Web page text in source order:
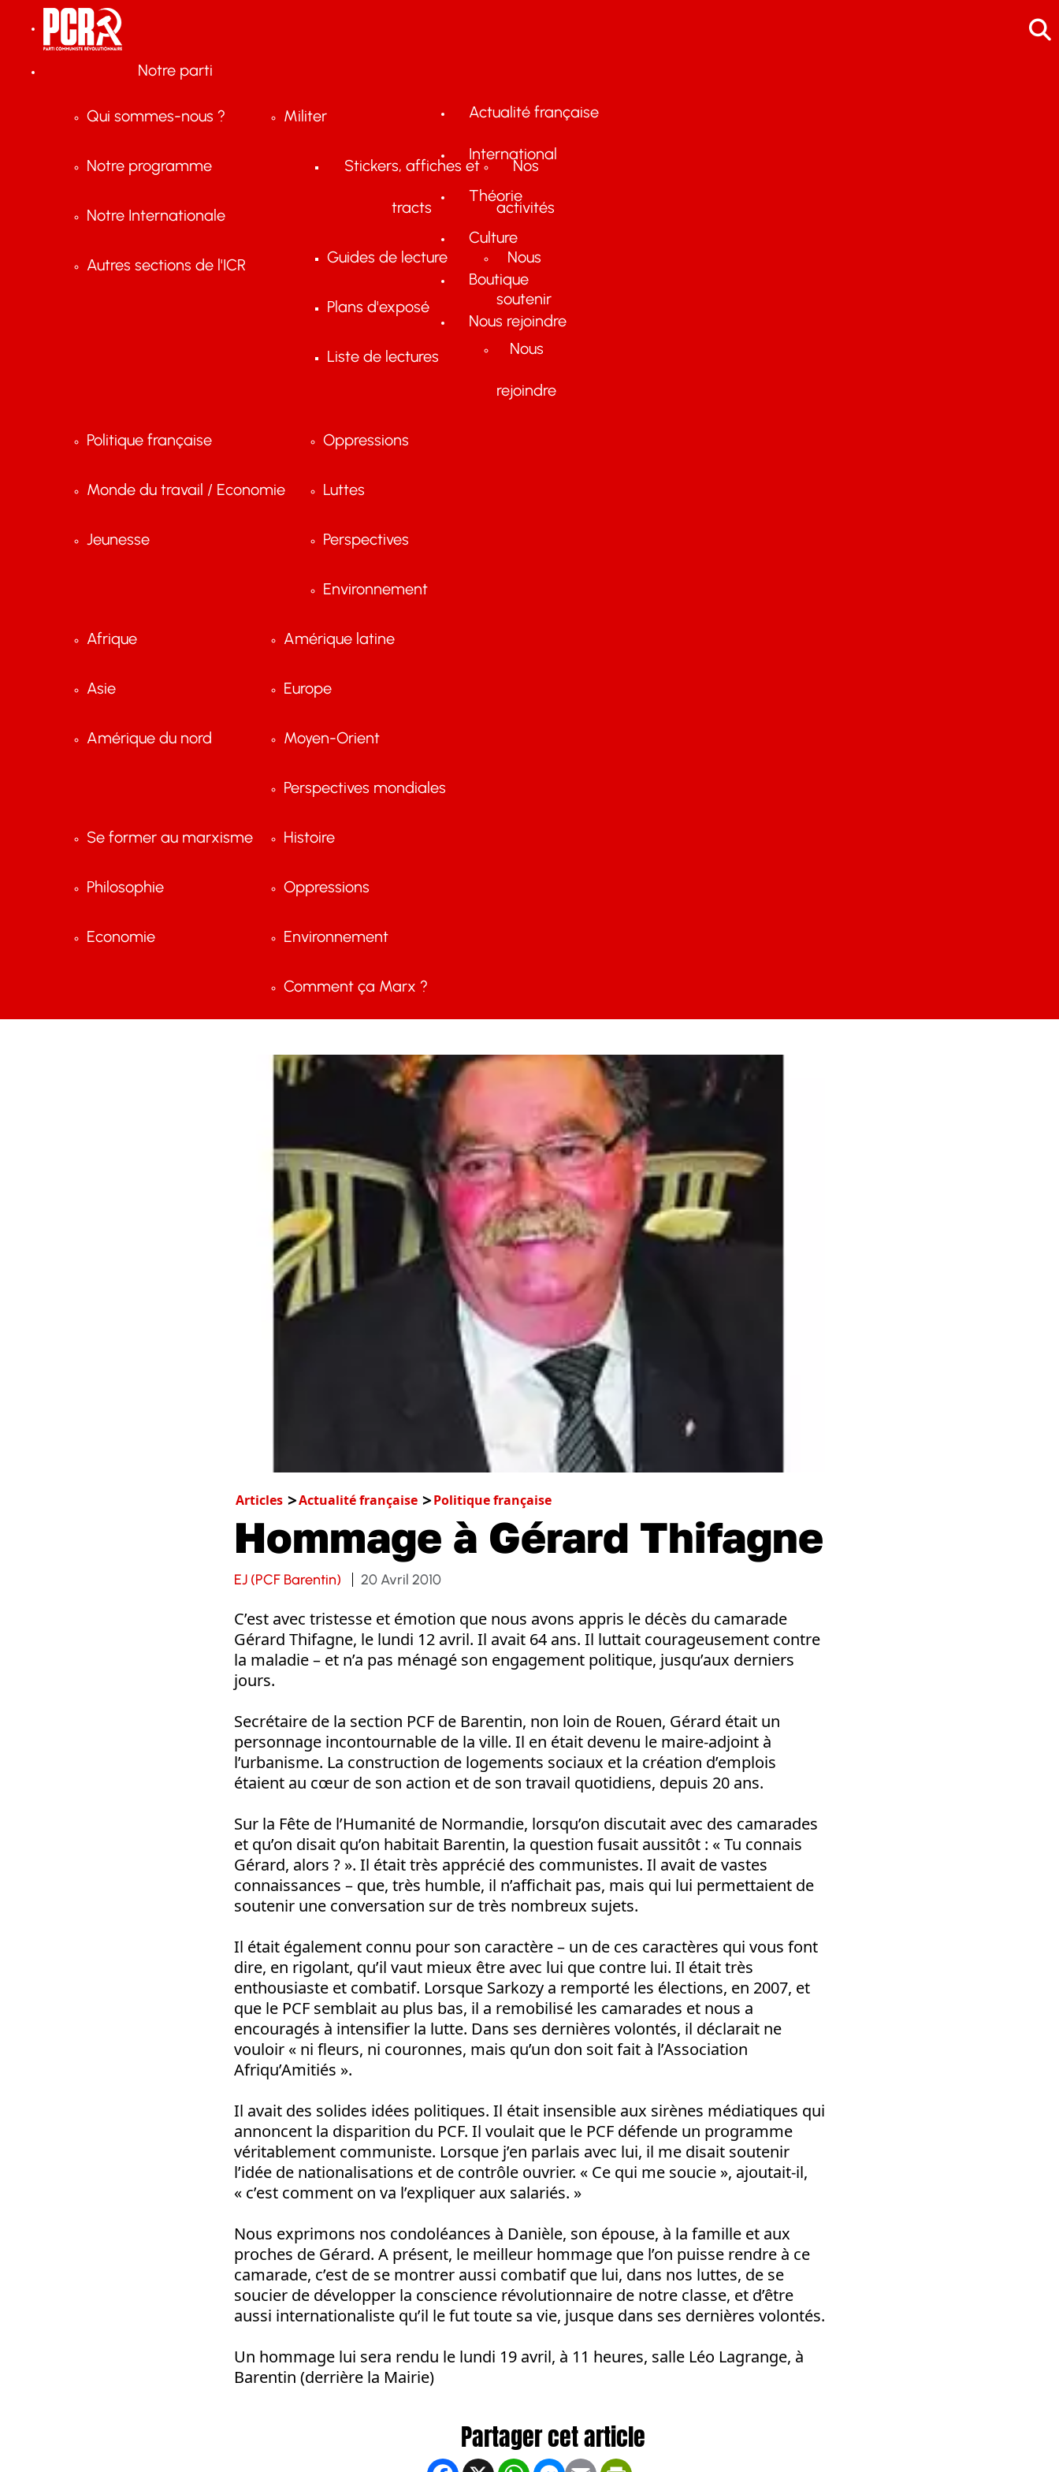
Notre parti
Qui sommes-nous ?
Notre programme
Notre Internationale
Autres sections de l'ICR
Militer
Stickers, affiches et
tracts
Guides de lecture
Plans d'exposé
Liste de lectures
Nos
activités
Nous
soutenir
Nous
rejoindre
Actualité française
Politique française
Monde du travail / Economie
Jeunesse
Oppressions
Luttes
Perspectives
Environnement
International
Afrique
Asie
Amérique du nord
Amérique latine
Europe
Moyen-Orient
Perspectives mondiales
Théorie
Se former au marxisme
Philosophie
Economie
Histoire
Oppressions
Environnement
Comment ça Marx ?
Culture
Boutique
Nous rejoindre
Articles Actualité française Politique française
Hommage à Gérard Thifagne
EJ (PCF Barentin) 20 Avril 2010
C’est avec tristesse et émotion que nous avons appris le décès du camarade
Gérard Thifagne, le lundi 12 avril. Il avait 64 ans. Il luttait courageusement contre
la maladie – et n’a pas ménagé son engagement politique, jusqu’aux derniers
jours.
Secrétaire de la section PCF de Barentin, non loin de Rouen, Gérard était un
personnage incontournable de la ville. Il en était devenu le maire-adjoint à
l’urbanisme. La construction de logements sociaux et la création d’emplois
étaient au cœur de son action et de son travail quotidiens, depuis 20 ans.
Sur la Fête de l’Humanité de Normandie, lorsqu’on discutait avec des camarades
et qu’on disait qu’on habitait Barentin, la question fusait aussitôt : « Tu connais
Gérard, alors ? ». Il était très apprécié des communistes. Il avait de vastes
connaissances – que, très humble, il n’affichait pas, mais qui lui permettaient de
soutenir une conversation sur de très nombreux sujets.
Il était également connu pour son caractère – un de ces caractères qui vous font
dire, en rigolant, qu’il vaut mieux être avec lui que contre lui. Il était très
enthousiaste et combatif. Lorsque Sarkozy a remporté les élections, en 2007, et
que le PCF semblait au plus bas, il a remobilisé les camarades et nous a
encouragés à intensifier la lutte. Dans ses dernières volontés, il déclarait ne
vouloir « ni fleurs, ni couronnes, mais qu’un don soit fait à l’Association
Afriqu’Amitiés ».
Il avait des solides idées politiques. Il était insensible aux sirènes médiatiques qui
annoncent la disparition du PCF. Il voulait que le PCF défende un programme
véritablement communiste. Lorsque j’en parlais avec lui, il me disait soutenir
l’idée de nationalisations et de contrôle ouvrier. « Ce qui me soucie », ajoutait-il,
« c’est comment on va l’expliquer aux salariés. »
Nous exprimons nos condoléances à Danièle, son épouse, à la famille et aux
proches de Gérard. A présent, le meilleur hommage que l’on puisse rendre à ce
camarade, c’est de se montrer aussi combatif que lui, dans nos luttes, de se
soucier de développer la conscience révolutionnaire de notre classe, et d’être
aussi internationaliste qu’il le fut toute sa vie, jusque dans ses dernières volontés.
Un hommage lui sera rendu le lundi 19 avril, à 11 heures, salle Léo Lagrange, à
Barentin (derrière la Mairie)